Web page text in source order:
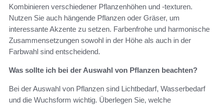
Kombinieren verschiedener Pflanzenhöhen und -texturen.
Nutzen Sie auch hängende Pflanzen oder Gräser, um
interessante Akzente zu setzen. Farbenfrohe und harmonische
Zusammensetzungen sowohl in der Höhe als auch in der
Farbwahl sind entscheidend.
Was sollte ich bei der Auswahl von Pflanzen beachten?
Bei der Auswahl von Pflanzen sind Lichtbedarf, Wasserbedarf
und die Wuchsform wichtig. Überlegen Sie, welche